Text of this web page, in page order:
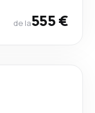
de la555 €